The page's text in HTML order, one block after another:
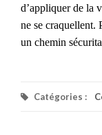
d’appliquer de la
ne se craquellent.
un chemin
Catégories :